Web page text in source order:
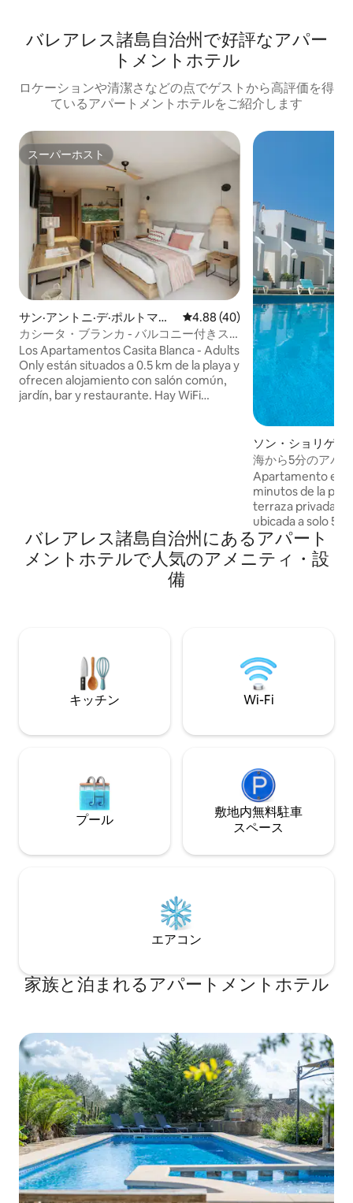
バレアレス諸島自治州で好評なアパー
トメントホテル
ロケーションや清潔さなどの点でゲストから高評価を得
ているアパートメントホテルをご紹介します
スーパーホスト
スーパーホスト
サン·アントニ·デ·ポルトマニ
のホテル客室
レビュー40件、5つ星中4.88つ
4.88 (40)
カシータ・ブランカ - バルコニー付きス
タジオルーム（朝食付き）
Los Apartamentos Casita Blanca - Adults
Only están situados a 0.5 km de la playa y
ofrecen alojamiento con salón común,
jardín, bar y restaurante. Hay WiFi
Casita Blanca cuentan con terraza
solárium y piscina al aire libre. Hay varios
lugares de interés cercanos, entre ellos
la discoteca Es Paradis Ibiza, el bar Café
del Mar y el restaurante Golden Buddha
ソン・ショリゲー
室
海から5分のアパ
Apartamento en
minutos de la
terraza privada y
ubicada a solo 5
la playa de Son
dormitorio con
cocina equipada
バレアレス諸島自治州にあるアパート
メントホテルで人気のアメニティ・設
備
キッチン Wi-Fi
プール
敷地内無料駐⁠車
ス⁠ペ⁠ー⁠ス
エアコン
家族と泊まれるアパートメントホテル